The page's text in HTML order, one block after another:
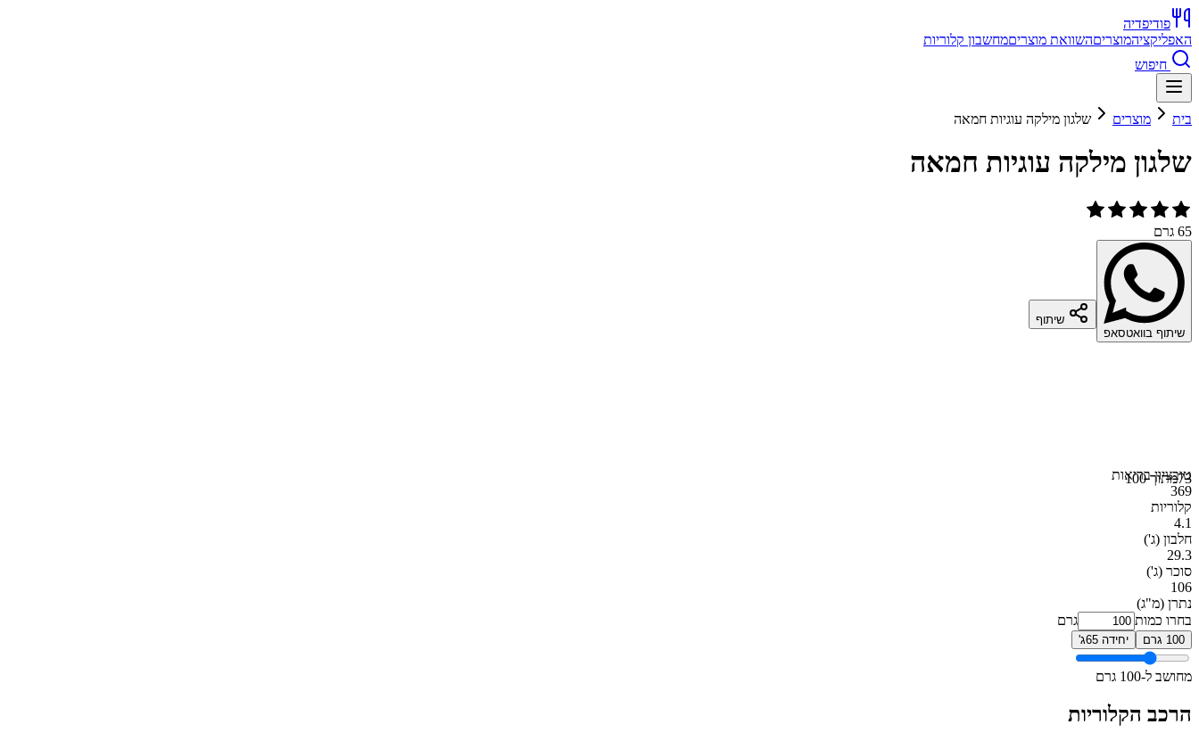
פודיפדיה
האפליקציהמוצריםהשוואת מוצריםמחשבון קלוריות
חיפוש
בית מוצרים שלגון מילקה עוגיות חמאה
שלגון מילקה עוגיות חמאה
65 גרם
שיתוף בוואטסאפ
שיתוף
73מתוך 100טובציון בריאות
369
קלוריות
4.1
חלבון (ג')
29.3
סוכר (ג')
106
נתרן (מ"ג)
בחרו כמות
גרם
100 גרם יחידה 65ג'
מחושב ל-100 גרם
הרכב הקלוריות